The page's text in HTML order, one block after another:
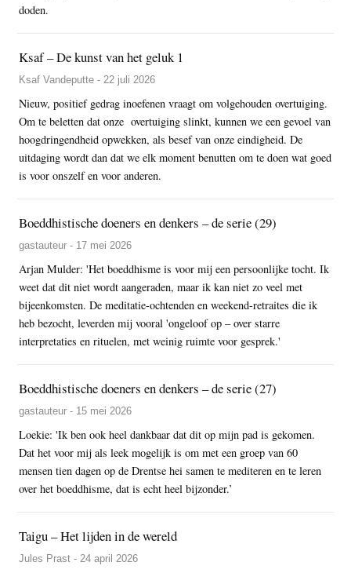
doden.
Ksaf – De kunst van het geluk 1
Ksaf Vandeputte - 22 juli 2026
Nieuw, positief gedrag inoefenen vraagt om volgehouden overtuiging.
Om te beletten dat onze overtuiging slinkt, kunnen we een gevoel van
hoogdringendheid opwekken, als besef van onze eindigheid. De
uitdaging wordt dan dat we elk moment benutten om te doen wat goed
is voor onszelf en voor anderen.
Boeddhistische doeners en denkers – de serie (29)
gastauteur - 17 mei 2026
Arjan Mulder: 'Het boeddhisme is voor mij een persoonlijke tocht. Ik
weet dat dit niet wordt aangeraden, maar ik kan niet zo veel met
bijeenkomsten. De meditatie-ochtenden en weekend-retraites die ik
heb bezocht, leverden mij vooral 'ongeloof op – over starre
interpretaties en rituelen, met weinig ruimte voor gesprek.'
Boeddhistische doeners en denkers – de serie (27)
gastauteur - 15 mei 2026
Loekie: 'Ik ben ook heel dankbaar dat dit op mijn pad is gekomen.
Dat het voor mij als leek mogelijk is om met een groep van 60
mensen tien dagen op de Drentse hei samen te mediteren en te leren
over het boeddhisme, dat is echt heel bijzonder.’
Taigu – Het lijden in de wereld
Jules Prast - 24 april 2026